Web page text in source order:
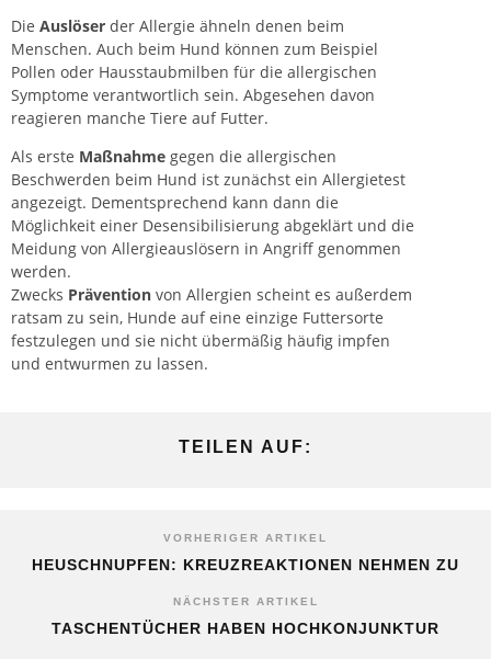
Die Auslöser der Allergie ähneln denen beim
Menschen. Auch beim Hund können zum Beispiel
Pollen oder Hausstaubmilben für die allergischen
Symptome verantwortlich sein. Abgesehen davon
reagieren manche Tiere auf Futter.
Als erste Maßnahme gegen die allergischen
Beschwerden beim Hund ist zunächst ein Allergietest
angezeigt. Dementsprechend kann dann die
Möglichkeit einer Desensibilisierung abgeklärt und die
Meidung von Allergieauslösern in Angriff genommen
werden.
Zwecks Prävention von Allergien scheint es außerdem
ratsam zu sein, Hunde auf eine einzige Futtersorte
festzulegen und sie nicht übermäßig häufig impfen
und entwurmen zu lassen.
TEILEN AUF:
VORHERIGER ARTIKEL
HEUSCHNUPFEN: KREUZREAKTIONEN NEHMEN ZU
NÄCHSTER ARTIKEL
TASCHENTÜCHER HABEN HOCHKONJUNKTUR